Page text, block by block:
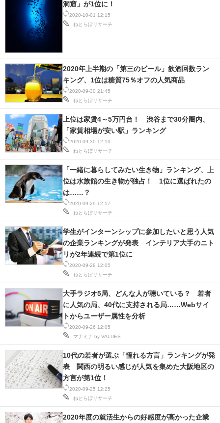
2020-10-01 12:15
ねとらぼリサーチ
洞窟」が1位に！
2020-09-30 21:45
ねとらぼリサーチ
2020年上半期の「第三のビール」飲酒回数ラン
キング、1位は糖質75％オフの人気商品
2020-09-30 12:10
ねとらぼリサーチ
上位は家賃4～5万円台！ 渋谷まで30分圏内、
「家賃相場が安い駅」ランキング
2020-09-29 12:17
ねとらぼリサーチ
「一緒に暮らしてみたい生き物」ランキング、上
位は水族館の生き物が独占！ 1位に選ばれたの
は……？
2020-09-28 12:05
ねとらぼリサーチ
学生がインターンシップに参加したいと思う人気
の企業ランキングが発表 インテリア大手のニト
リが2年連続で第1位に
2020-09-26 12:05
マナミナ by VALUES
大手ラジオ5局、どんな人が聴いている？ 若者
に人気の局、40代に支持される局……Webサイ
トからユーザー属性を分析
2020-09-25 12:25
ねとらぼリサーチ
10代の若者が選ぶ「憧れる方言」ランキングが発
表 関西の明るい感じが人気を集めた大阪地区の
方言が第1位！
2020年度の就活生からの好感度が高かった企業